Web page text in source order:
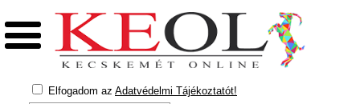
Elfogadom az Adatvédelmi Tájékoztatót!